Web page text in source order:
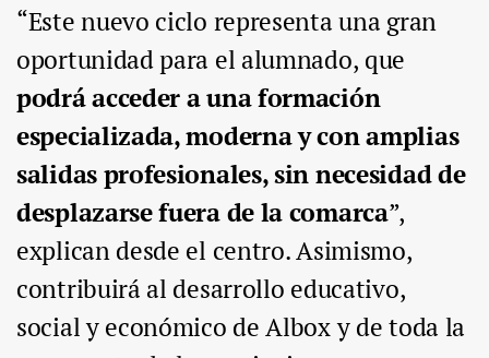
“Este nuevo ciclo representa una gran
oportunidad para el alumnado, que
podrá acceder a una formación
especializada, moderna y con amplias
salidas profesionales, sin necesidad de
desplazarse fuera de la comarca”,
explican desde el centro. Asimismo,
contribuirá al desarrollo educativo,
social y económico de Albox y de toda la